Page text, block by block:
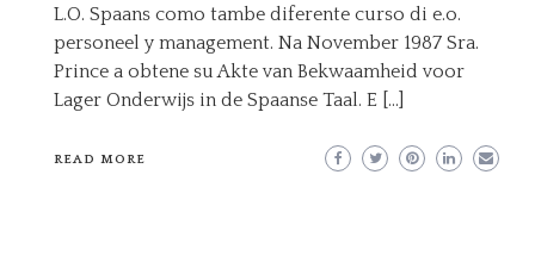
L.O. Spaans como tambe diferente curso di e.o.
personeel y management. Na November 1987 Sra.
Prince a obtene su Akte van Bekwaamheid voor
Lager Onderwijs in de Spaanse Taal. E […]
READ MORE